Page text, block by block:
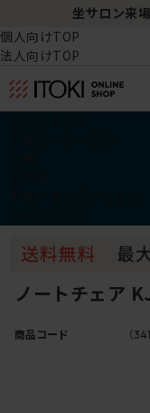
坐サロン来
個人向けTOP
法人向けTOP
ノートチェア
商品コード （